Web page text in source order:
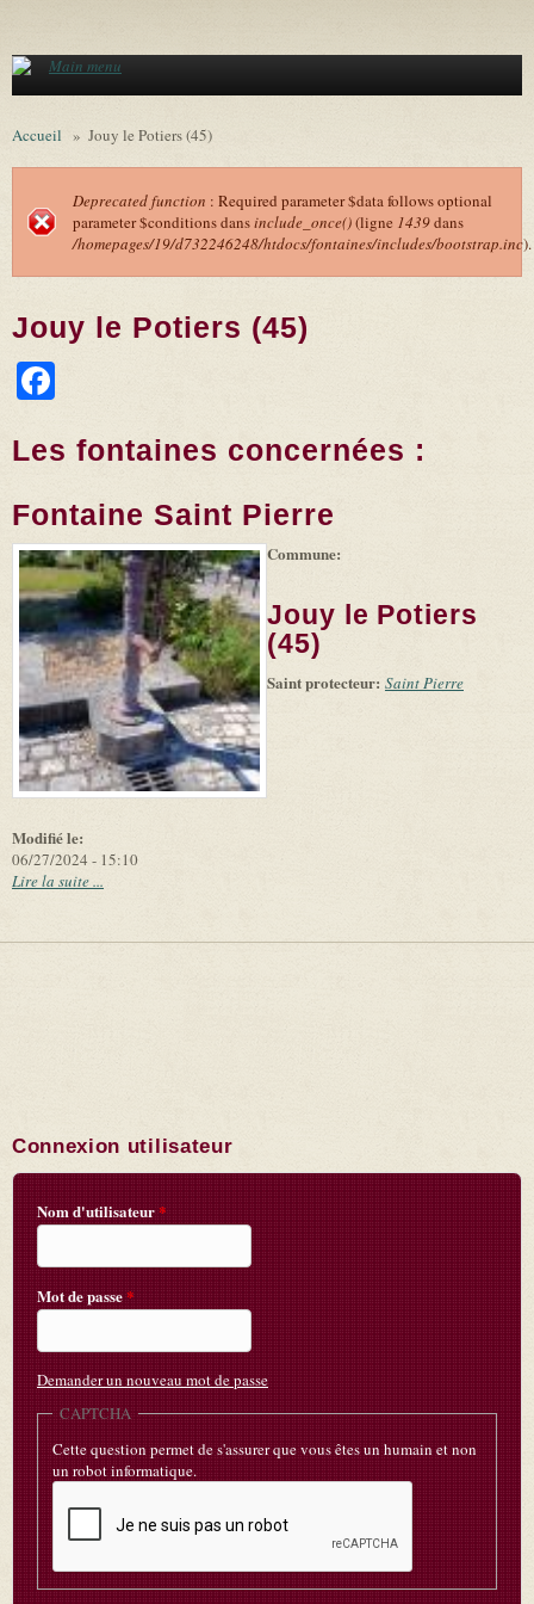
Main menu
Accueil » Jouy le Potiers (45)
Message d'erreur
Deprecated function : Required parameter $data follows optional
parameter $conditions dansinclude_once()(ligne 1439dans
/homepages/19/d732246248/htdocs/fontaines/includes/bootstrap.inc).
Jouy le Potiers (45)
Les fontaines concernées :
Fontaine Saint Pierre
-
Leaflet (link is
|
Tiles
(link is
external)
©
Microsoft
and
suppliers
Modifié le:
06/27/2024 - 15:10
Commune:
Jouy le Potiers
(45)
Saint protecteur: Saint Pierre
Lire la suite ...
Connexion utilisateur
Nom d'utilisateur*
Mot de passe*
Demander un nouveau mot de passe
CAPTCHA
Cette question permet de s'assurer que vous êtes un humain et non
un robot informatique.